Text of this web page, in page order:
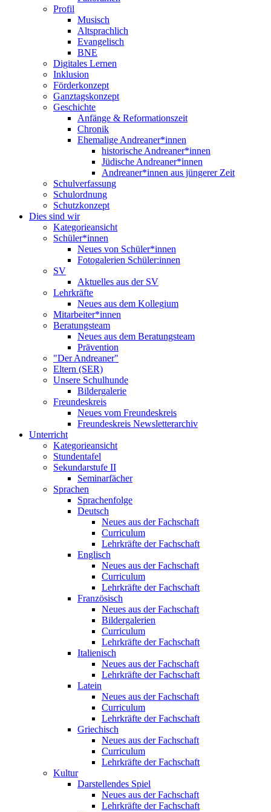
Profil
Musisch
Altsprachlich
Evangelisch
BNE
Digitales Lernen
Inklusion
Förderkonzept
Ganztagskonzept
Geschichte
Anfänge & Reformationszeit
Chronik
Ehemalige Andreaner*innen
historische Andreaner*innen
Jüdische Andreaner*innen
Andreaner*innen aus jüngerer Zeit
Schulverfassung
Schulordnung
Schutzkonzept
Dies sind wir
Kategorieansicht
Schüler*innen
Neues von Schüler*innen
Fotogalerien Schüler:innen
SV
Aktuelles aus der SV
Lehrkräfte
Neues aus dem Kollegium
Mitarbeiter*innen
Beratungsteam
Neues aus dem Beratungsteam
Prävention
"Der Andreaner"
Eltern (SER)
Unsere Schulhunde
Bildergalerie
Freundeskreis
Neues vom Freundeskreis
Freundeskreis Newsletterarchiv
Unterricht
Kategorieansicht
Stundentafel
Sekundarstufe II
Seminarfächer
Sprachen
Sprachenfolge
Deutsch
Neues aus der Fachschaft
Curriculum
Lehrkräfte der Fachschaft
Englisch
Neues aus der Fachschaft
Curriculum
Lehrkräfte der Fachschaft
Französisch
Neues aus der Fachschaft
Bildergalerien
Curriculum
Lehrkräfte der Fachschaft
Italienisch
Neues aus der Fachschaft
Lehrkräfte der Fachschaft
Latein
Neues aus der Fachschaft
Curriculum
Lehrkräfte der Fachschaft
Griechisch
Neues aus der Fachschaft
Curriculum
Lehrkräfte der Fachschaft
Kultur
Darstellendes Spiel
Neues aus der Fachschaft
Lehrkräfte der Fachschaft